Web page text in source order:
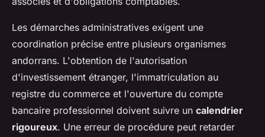
Les démarches administratives exigent une
coordination précise entre plusieurs organismes
andorrans. L'obtention de l'autorisation
d'investissement étranger, l'immatriculation au
registre du commerce et l'ouverture du compte
bancaire professionnel doivent suivre un calendrier
rigoureux. Une erreur de procédure peut retarder